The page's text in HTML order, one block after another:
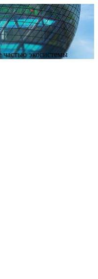
частью экосистемы